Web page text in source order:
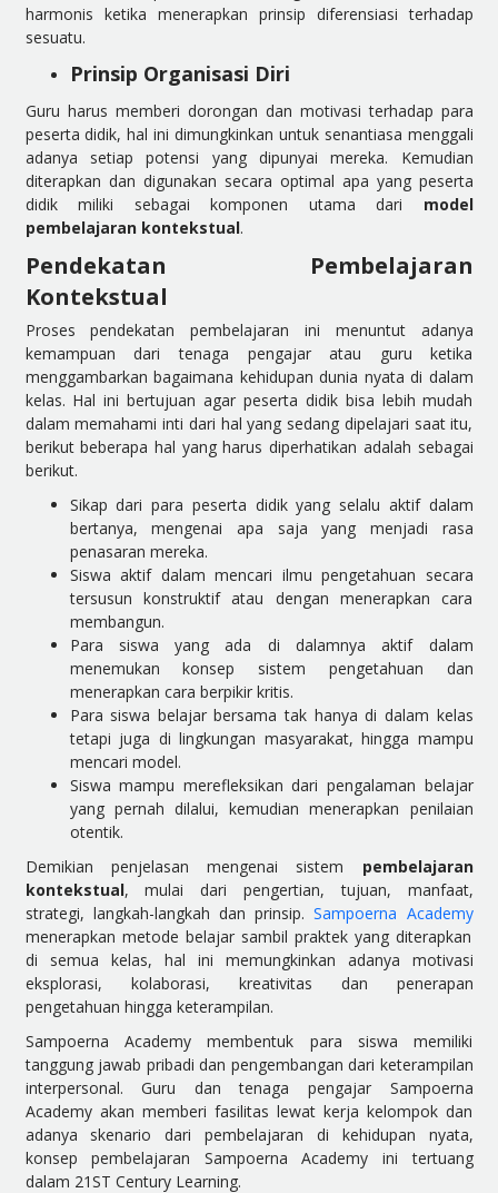
harmonis ketika menerapkan prinsip diferensiasi terhadap
sesuatu.
Prinsip Organisasi Diri
Guru harus memberi dorongan dan motivasi terhadap para
peserta didik, hal ini dimungkinkan untuk senantiasa menggali
adanya setiap potensi yang dipunyai mereka. Kemudian
diterapkan dan digunakan secara optimal apa yang peserta
didik miliki sebagai komponen utama dari model
pembelajaran kontekstual.
Pendekatan Pembelajaran
Kontekstual
Proses pendekatan pembelajaran ini menuntut adanya
kemampuan dari tenaga pengajar atau guru ketika
menggambarkan bagaimana kehidupan dunia nyata di dalam
kelas. Hal ini bertujuan agar peserta didik bisa lebih mudah
dalam memahami inti dari hal yang sedang dipelajari saat itu,
berikut beberapa hal yang harus diperhatikan adalah sebagai
berikut.
Sikap dari para peserta didik yang selalu aktif dalam
bertanya, mengenai apa saja yang menjadi rasa
penasaran mereka.
Siswa aktif dalam mencari ilmu pengetahuan secara
tersusun konstruktif atau dengan menerapkan cara
membangun.
Para siswa yang ada di dalamnya aktif dalam
menemukan konsep sistem pengetahuan dan
menerapkan cara berpikir kritis.
Para siswa belajar bersama tak hanya di dalam kelas
tetapi juga di lingkungan masyarakat, hingga mampu
mencari model.
Siswa mampu merefleksikan dari pengalaman belajar
yang pernah dilalui, kemudian menerapkan penilaian
otentik.
Demikian penjelasan mengenai sistem pembelajaran
kontekstual, mulai dari pengertian, tujuan, manfaat,
strategi, langkah-langkah dan prinsip.Sampoerna Academy
menerapkan metode belajar sambil praktek yang diterapkan
di semua kelas, hal ini memungkinkan adanya motivasi
eksplorasi, kolaborasi, kreativitas dan penerapan
pengetahuan hingga keterampilan.
Sampoerna Academy membentuk para siswa memiliki
tanggung jawab pribadi dan pengembangan dari keterampilan
interpersonal. Guru dan tenaga pengajar Sampoerna
Academy akan memberi fasilitas lewat kerja kelompok dan
adanya skenario dari pembelajaran di kehidupan nyata,
konsep pembelajaran Sampoerna Academy ini tertuang
dalam 21ST Century Learning.